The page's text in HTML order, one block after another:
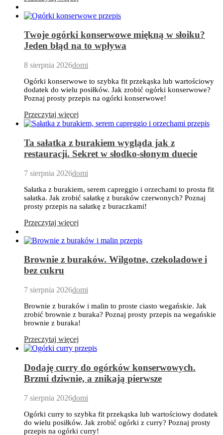
Twoje ogórki konserwowe miękną w słoiku?
Jeden błąd na to wpływa
8 sierpnia 2026domi
Ogórki konserwowe to szybka fit przekąska lub wartościowy
dodatek do wielu posiłków. Jak zrobić ogórki konserwowe?
Poznaj prosty przepis na ogórki konserwowe!
Przeczytaj więcej
Ta sałatka z burakiem wygląda jak z
restauracji. Sekret w słodko-słonym duecie
7 sierpnia 2026domi
Sałatka z burakiem, serem capreggio i orzechami to prosta fit
sałatka. Jak zrobić sałatkę z buraków czerwonych? Poznaj
prosty przepis na sałatkę z buraczkami!
Przeczytaj więcej
Brownie z buraków. Wilgotne, czekoladowe i
bez cukru
7 sierpnia 2026domi
Brownie z buraków i malin to proste ciasto wegańskie. Jak
zrobić brownie z buraka? Poznaj prosty przepis na wegańskie
brownie z buraka!
Przeczytaj więcej
Dodaję curry do ogórków konserwowych.
Brzmi dziwnie, a znikają pierwsze
7 sierpnia 2026domi
Ogórki curry to szybka fit przekąska lub wartościowy dodatek
do wielu posiłków. Jak zrobić ogórki z curry? Poznaj prosty
przepis na ogórki curry!